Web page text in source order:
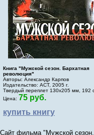
Книга "Мужской сезон. Бархатная
революция"
Авторы: Александр Карпов
Издательство: АСТ, 2005 г.
Твердый переплет 130х205 мм, 192
Цена: 75 руб.
купить книгу
Сайт фильма "Мужской